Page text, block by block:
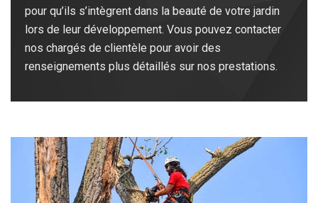
pour qu’ils s’intègrent dans la beauté de votre jardin
lors de leur développement. Vous pouvez contacter
nos chargés de clientèle pour avoir des
renseignements plus détaillés sur nos prestations.